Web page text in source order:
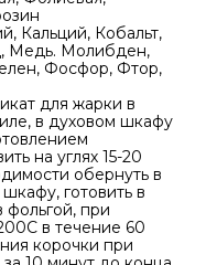
Кальций, Кобальт,
Медь. Молибден,
Фосфор, Фтор,
для жарки в
в духовом шкафу
на углях 15-20
обернуть в
готовить в
фольгой, при
в течение 60
корочки при